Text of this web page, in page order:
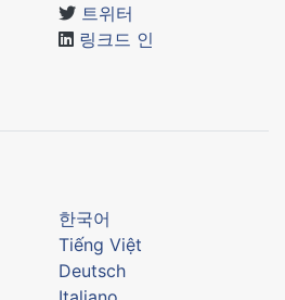
트위터
링크드 인
한국어
Tiếng Việt
Deutsch